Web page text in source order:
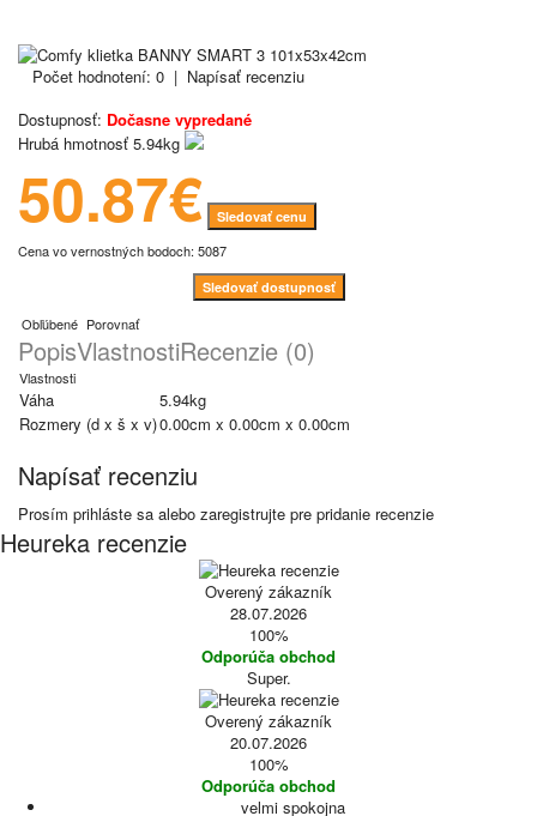
Počet hodnotení: 0 | Napísať recenziu
Dostupnosť: Dočasne vypredané
Hrubá hmotnosť 5.94kg
50.87€ Sledovať cenu
Cena vo vernostných bodoch: 5087
Sledovať dostupnosť
Obľúbené Porovnať
PopisVlastnostiRecenzie (0)
Vlastnosti
Váha
5.94kg
Rozmery (d x š x v)0.00cm x 0.00cm x 0.00cm
Napísať recenziu
Prosím prihláste sa alebo zaregistrujte pre pridanie recenzie
Heureka recenzie
Overený zákazník
28.07.2026
100%
Odporúča obchod
Super.
Overený zákazník
20.07.2026
100%
Odporúča obchod
velmi spokojna